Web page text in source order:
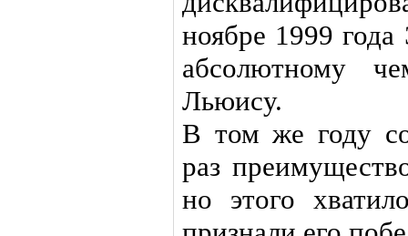
ноябре 1999
абсолютному
Льюису.
В том же году
раз
но этого